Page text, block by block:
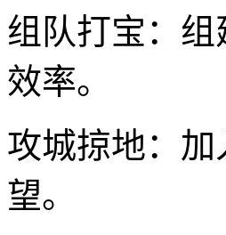
组队打宝：
效率。
攻城掠地：
望。